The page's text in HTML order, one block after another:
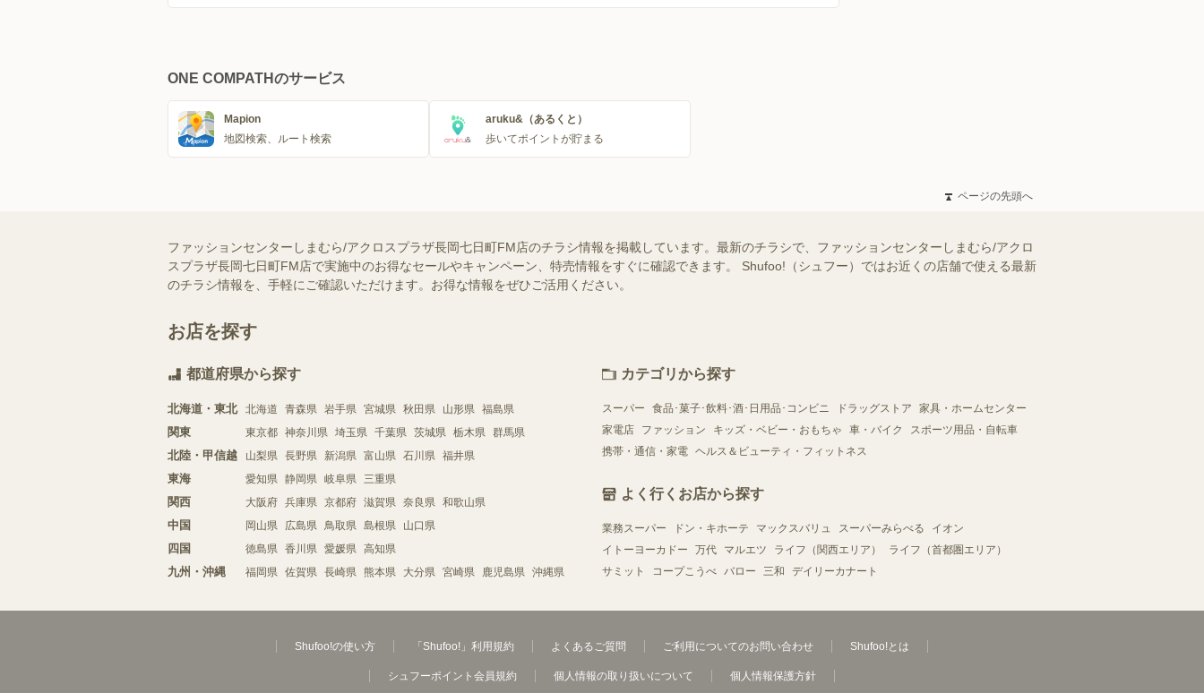
ONE COMPATHのサービス
Mapion
地図検索、ルート検索
aruku&（あるくと）
歩いてポイントが貯まる
ページの先頭へ
ファッションセンターしまむら/アクロスプラザ長岡七日町FM店のチラシ情報を掲載しています。最新のチラシで、ファッションセンターしまむら/アクロ
スプラザ長岡七日町FM店で実施中のお得なセールやキャンペーン、特売情報をすぐに確認できます。 Shufoo!（シュフー）ではお近くの店舗で使える最新
のチラシ情報を、手軽にご確認いただけます。お得な情報をぜひご活用ください。
お店を探す
都道府県から探す
北海道・東北 北海道 青森県 岩手県 宮城県 秋田県 山形県 福島県
関東 東京都 神奈川県 埼玉県 千葉県 茨城県 栃木県 群馬県
北陸・甲信越 山梨県 長野県 新潟県 富山県 石川県 福井県
東海 愛知県 静岡県 岐阜県 三重県
関西 大阪府 兵庫県 京都府 滋賀県 奈良県 和歌山県
中国 岡山県 広島県 鳥取県 島根県 山口県
四国 徳島県 香川県 愛媛県 高知県
九州・沖縄 福岡県 佐賀県 長崎県 熊本県 大分県 宮崎県 鹿児島県 沖縄県
カテゴリから探す
スーパー 食品･菓子･飲料･酒･日用品･コンビニ ドラッグストア
家具・ホームセンター
家電店
ファッション キッズ・ベビー・おもちゃ 車・バイク
スポーツ用品・自転車
携帯・通信・家電 ヘルス＆ビューティ・フィットネス
よく行くお店から探す
業務スーパー ドン・キホーテ マックスバリュ スーパーみらべる
イオン
イトーヨーカドー
万代 マルエツ ライフ（関西エリア）
ライフ（首都圏エリア）
サミット
コープこうべ バロー 三和 デイリーカナート
Shufoo!の使い方 「Shufoo!」利用規約 よくあるご質問 ご利用についてのお問い合わせ Shufoo!とは
シュフーポイント会員規約 個人情報の取り扱いについて 個人情報保護方針